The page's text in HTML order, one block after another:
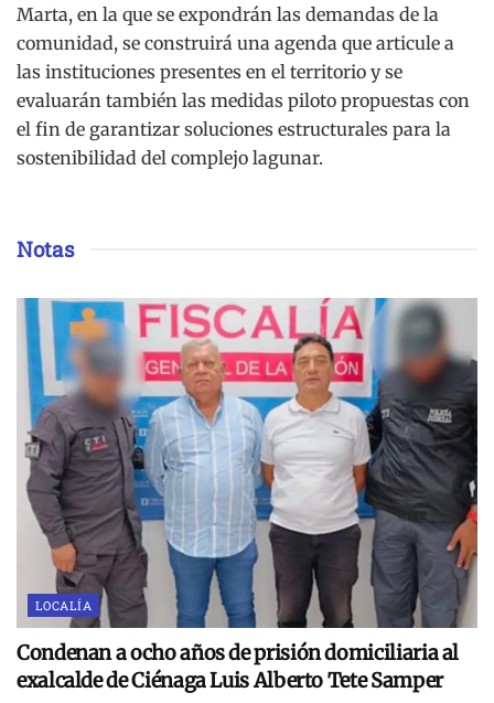
Marta, en la que se expondrán las demandas de la
comunidad, se construirá una agenda que articule a
las instituciones presentes en el territorio y se
evaluarán también las medidas piloto propuestas con
el fin de garantizar soluciones estructurales para la
sostenibilidad del complejo lagunar.
Notas
LOCALÍA
Condenan a ocho años de prisión domiciliaria al
exalcalde de Ciénaga Luis Alberto Tete Samper